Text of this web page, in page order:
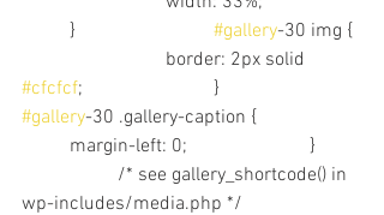
#gallery-30 img {
			border: 2px solid
#cfcfcf
#gallery-30 .gallery-caption {